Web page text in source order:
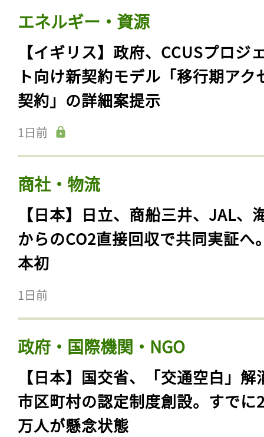
エネルギー・資源
【イギリス】政府、CCUSプロジ
ト向け新契約モデル「移行期アク
契約」の詳細案提示
1日前
商社・物流
【日本】日立、商船三井、JAL、
からのCO2直接回収で共同実証へ
本初
1日前
政府・国際機関・NGO
【日本】国交省、「交通空白」解
市区町村の認定制度創設。すでに
万人が懸念状態